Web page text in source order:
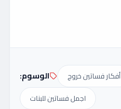
الوسوم:
أفكار فساتين خروج
اجمل فساتين للبنات